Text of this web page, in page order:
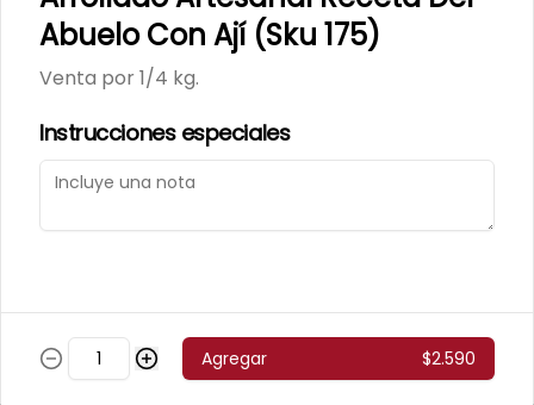
Venta por 1/4 kg.
Mortadela Jamonada
Abuelo Con Ají (Sku 175)
Venta por 1/4 kg.
Instrucciones especiales
Agregar $2.590